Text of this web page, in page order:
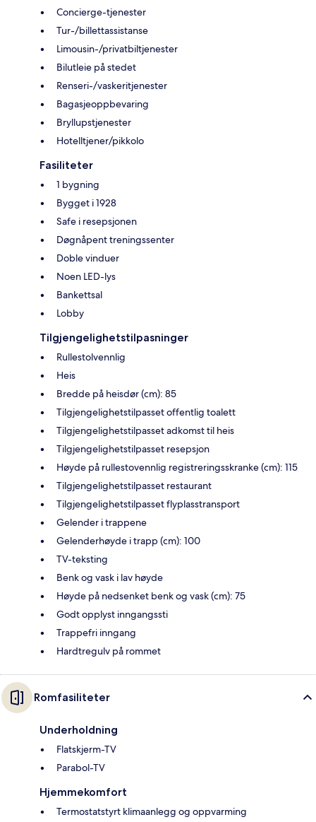
Concierge-tjenester
Tur-/billettassistanse
Limousin-/privatbiltjenester
Bilutleie på stedet
Renseri-/vaskeritjenester
Bagasjeoppbevaring
Bryllupstjenester
Hotelltjener/pikkolo
Fasiliteter
1 bygning
Bygget i 1928
Safe i resepsjonen
Døgnåpent treningssenter
Doble vinduer
Noen LED-lys
Bankettsal
Lobby
Tilgjengelighetstilpasninger
Rullestolvennlig
Heis
Bredde på heisdør (cm): 85
Tilgjengelighetstilpasset offentlig toalett
Tilgjengelighetstilpasset adkomst til heis
Tilgjengelighetstilpasset resepsjon
Høyde på rullestovennlig registreringsskranke (cm): 115
Tilgjengelighetstilpasset restaurant
Tilgjengelighetstilpasset flyplasstransport
Gelender i trappene
Gelenderhøyde i trapp (cm): 100
TV-teksting
Benk og vask i lav høyde
Høyde på nedsenket benk og vask (cm): 75
Godt opplyst inngangssti
Trappefri inngang
Hardtregulv på rommet
Romfasiliteter
Underholdning
Flatskjerm-TV
Parabol-TV
Hjemmekomfort
Termostatstyrt klimaanlegg og oppvarming